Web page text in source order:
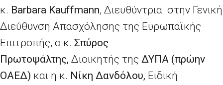
κ. Barbara Kauffmann, Διευθύντρια στην Γενική
Διεύθυνση Απασχόλησης της Ευρωπαϊκής
Επιτροπής, ο κ. Σπύρος
Πρωτοψάλτης, Διοικητής της ΔΥΠΑ (πρώην
ΟΑΕΔ) και η κ. Νίκη Δανδόλου, Ειδική